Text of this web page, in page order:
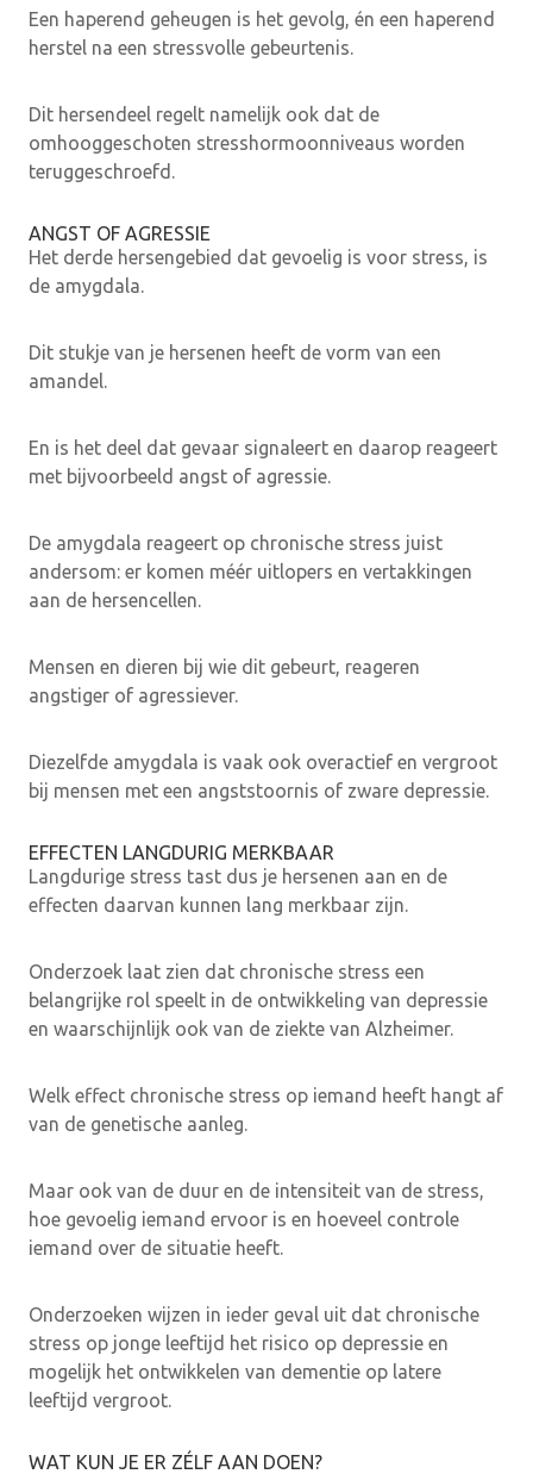
Een haperend geheugen is het gevolg, én een haperend
herstel na een stressvolle gebeurtenis.
Dit hersendeel regelt namelijk ook dat de
omhooggeschoten stresshormoonniveaus worden
teruggeschroefd.
ANGST OF AGRESSIE
Het derde hersengebied dat gevoelig is voor stress, is
de amygdala.
Dit stukje van je hersenen heeft de vorm van een
amandel.
En is het deel dat gevaar signaleert en daarop reageert
met bijvoorbeeld angst of agressie.
De amygdala reageert op chronische stress juist
andersom: er komen méér uitlopers en vertakkingen
aan de hersencellen.
Mensen en dieren bij wie dit gebeurt, reageren
angstiger of agressiever.
Diezelfde amygdala is vaak ook overactief en vergroot
bij mensen met een angststoornis of zware depressie.
EFFECTEN LANGDURIG MERKBAAR
Langdurige stress tast dus je hersenen aan en de
effecten daarvan kunnen lang merkbaar zijn.
Onderzoek laat zien dat chronische stress een
belangrijke rol speelt in de ontwikkeling van depressie
en waarschijnlijk ook van de ziekte van Alzheimer.
Welk effect chronische stress op iemand heeft hangt af
van de genetische aanleg.
Maar ook van de duur en de intensiteit van de stress,
hoe gevoelig iemand ervoor is en hoeveel controle
iemand over de situatie heeft.
Onderzoeken wijzen in ieder geval uit dat chronische
stress op jonge leeftijd het risico op depressie en
mogelijk het ontwikkelen van dementie op latere
leeftijd vergroot.
WAT KUN JE ER ZÉLF AAN DOEN?